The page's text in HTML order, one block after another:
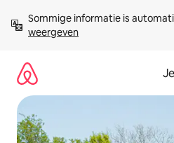
direct
naar
Sommige informatie is
weergeven